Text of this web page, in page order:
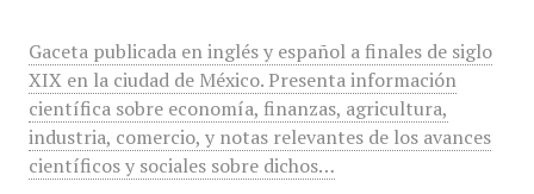
Gaceta publicada en inglés y español a finales de siglo
XIX en la ciudad de México. Presenta información
científica sobre economía, finanzas, agricultura,
industria, comercio, y notas relevantes de los avances
científicos y sociales sobre dichos…